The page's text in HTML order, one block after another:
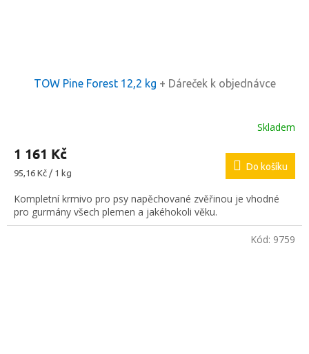
TOW Pine Forest 12,2 kg + Dáreček k objednávce
Skladem
1 161 Kč
Měrná
95,16 Kč / 1 kg
Do košíku
Kompletní krmivo pro psy napěchované zvěřinou je vhodné
pro gurmány všech plemen a jakéhokoli věku.
Kód: 9759